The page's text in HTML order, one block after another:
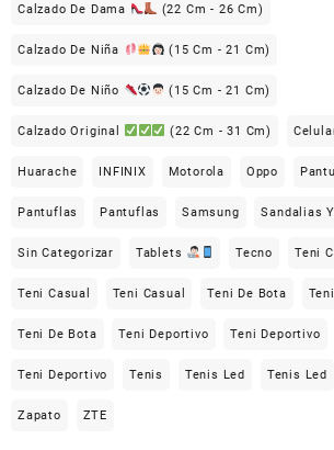
Calzado De Dama (22 Cm - 26 Cm)
Calzado De Niña (15 Cm - 21 Cm)
Calzado De Niño (15 Cm - 21 Cm)
Calzado Original (22 Cm - 31 Cm)
Huarache INFINIX Motorola Oppo
Pantuflas Pantuflas Samsung Sandalias
Sin Categorizar Tablets Tecno Teni
Teni Casual Teni Casual Teni De Bota
Teni De Bota Teni Deportivo Teni Deportivo
Teni Deportivo Tenis Tenis Led Tenis Led
Zapato ZTE